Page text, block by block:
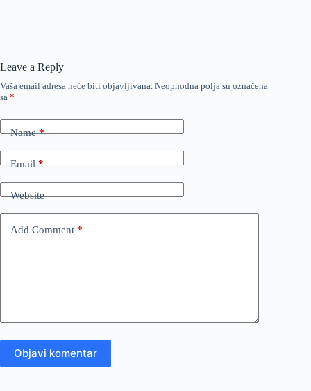
Leave a Reply
Vaša email adresa neće biti objavljivana. Neophodna polja su označena
sa *
Name*
Email*
Website
Add Comment *
Objavi komentar